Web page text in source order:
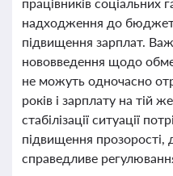
надходження до
підвищення зарплат.
нововведення щодо
не можуть одночасно
років і зарплату на тій
стабілізації ситуації
підвищення прозорості,
справедливе